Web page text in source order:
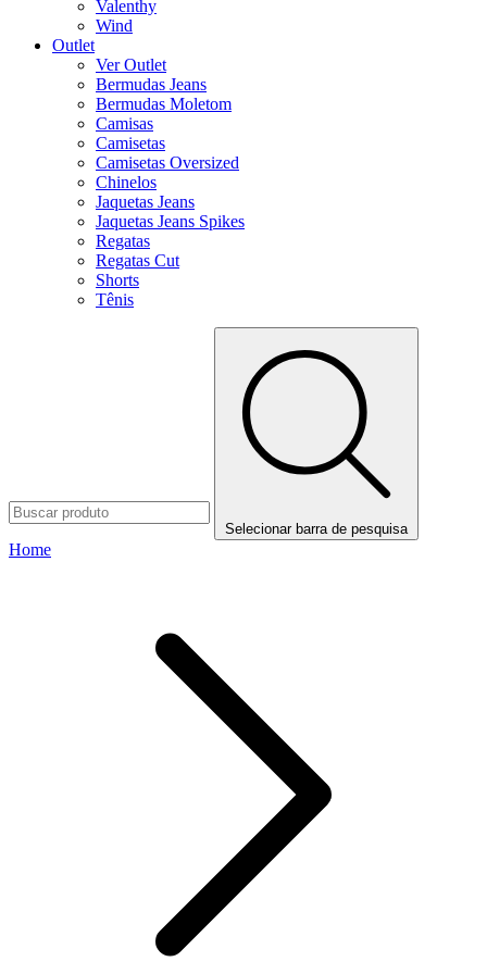
Valenthy
Wind
Outlet
Ver Outlet
Bermudas Jeans
Bermudas Moletom
Camisas
Camisetas
Camisetas Oversized
Chinelos
Jaquetas Jeans
Jaquetas Jeans Spikes
Regatas
Regatas Cut
Shorts
Tênis
Selecionar barra de pesquisa
Home